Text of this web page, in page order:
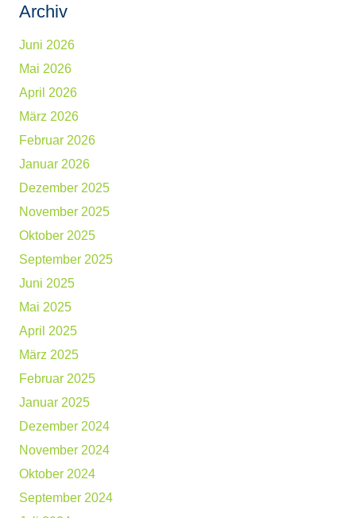
Archiv
Juni 2026
Mai 2026
April 2026
März 2026
Februar 2026
Januar 2026
Dezember 2025
November 2025
Oktober 2025
September 2025
Juni 2025
Mai 2025
April 2025
März 2025
Februar 2025
Januar 2025
Dezember 2024
November 2024
Oktober 2024
September 2024